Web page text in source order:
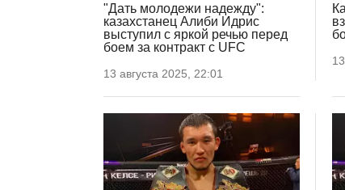
"Дать молодежи надежду":
казахстанец Алиби Идрис
выступил с яркой речью перед
боем за контракт с UFC
13 августа 2025, 22:01